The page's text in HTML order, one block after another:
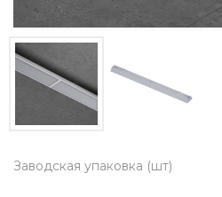
Заводская упаковка (шт)